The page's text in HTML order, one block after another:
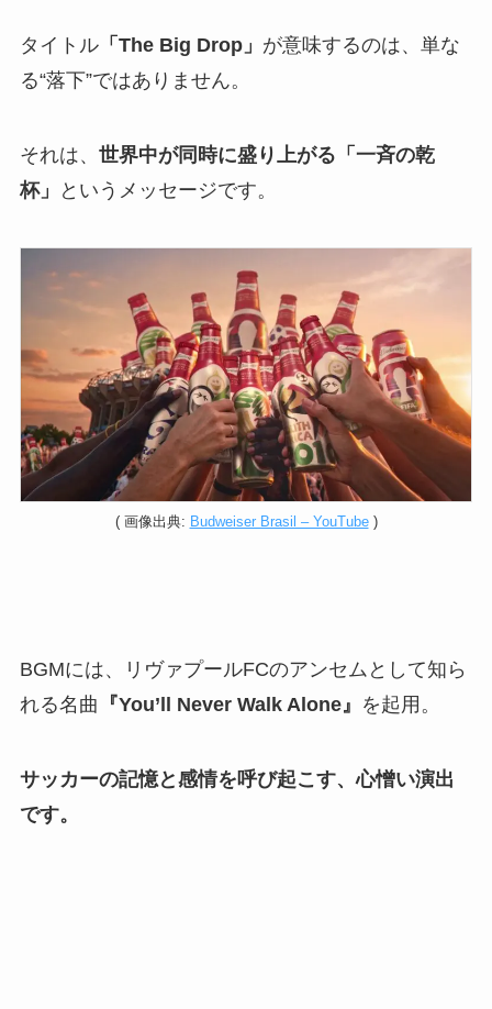
タイトル「The Big Drop」 が意味するのは、単な
る“落下”ではありません。
それは、 世界中が同時に盛り上がる「一斉の乾
杯」
というメッセージです。
( 画像出典: Budweiser Brasil – YouTube)
BGMには、リヴァプールFCのアンセムとして知ら
れる名曲 『You’ll Never Walk Alone』 を起用。
サッカーの記憶と感情を呼び起こす、心憎い演出
です。